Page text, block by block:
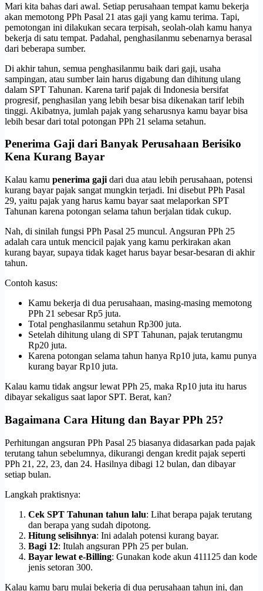
Mari kita bahas dari awal. Setiap perusahaan tempat kamu bekerja
akan memotong PPh Pasal 21 atas gaji yang kamu terima. Tapi,
pemotongan ini dilakukan secara terpisah, seolah-olah kamu hanya
bekerja di satu tempat. Padahal, penghasilanmu sebenarnya berasal
dari beberapa sumber.
Di akhir tahun, semua penghasilanmu baik dari gaji, usaha
sampingan, atau sumber lain harus digabung dan dihitung ulang
dalam SPT Tahunan. Karena tarif pajak di Indonesia bersifat
progresif, penghasilan yang lebih besar bisa dikenakan tarif lebih
tinggi. Akibatnya, jumlah pajak yang seharusnya kamu bayar bisa
lebih besar dari total potongan PPh 21 selama setahun.
Penerima Gaji dari Banyak Perusahaan Berisiko
Kena Kurang Bayar
Kalau kamu penerima gaji dari dua atau lebih perusahaan, potensi
kurang bayar pajak sangat mungkin terjadi. Ini disebut PPh Pasal
29, yaitu pajak yang harus kamu bayar saat melaporkan SPT
Tahunan karena potongan selama tahun berjalan tidak cukup.
Nah, di sinilah fungsi PPh Pasal 25 muncul. Angsuran PPh 25
adalah cara untuk mencicil pajak yang kamu perkirakan akan
kurang bayar, supaya tidak kaget harus bayar besar-besaran di akhir
tahun.
Contoh kasus:
Kamu bekerja di dua perusahaan, masing-masing memotong
PPh 21 sebesar Rp5 juta.
Total penghasilanmu setahun Rp300 juta.
Setelah dihitung ulang di SPT Tahunan, pajak terutangmu
Rp20 juta.
Karena potongan selama tahun hanya Rp10 juta, kamu punya
kurang bayar Rp10 juta.
Kalau kamu tidak angsur lewat PPh 25, maka Rp10 juta itu harus
dibayar sekaligus saat lapor SPT. Berat, kan?
Bagaimana Cara Hitung dan Bayar PPh 25?
Perhitungan angsuran PPh Pasal 25 biasanya didasarkan pada pajak
terutang tahun sebelumnya, dikurangi dengan kredit pajak seperti
PPh 21, 22, 23, dan 24. Hasilnya dibagi 12 bulan, dan dibayar
setiap bulan.
Langkah praktisnya:
Cek SPT Tahunan tahun lalu: Lihat berapa pajak terutang
dan berapa yang sudah dipotong.
Hitung selisihnya: Ini adalah potensi kurang bayar.
Bagi 12: Itulah angsuran PPh 25 per bulan.
Bayar lewat e-Billing: Gunakan kode akun 411125 dan kode
jenis setoran 300.
Kalau kamu baru mulai bekerja di dua perusahaan tahun ini, dan